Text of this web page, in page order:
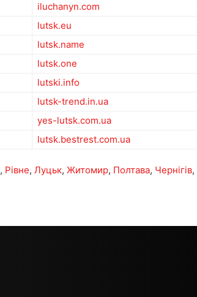
iluchanyn.com
lutsk.eu
lutsk.name
lutsk.one
lutski.info
lutsk-trend.in.ua
yes-lutsk.com.ua
lutsk.bestrest.com.ua
, Рівне, Луцьк, Житомир, Полтава, Чернігів,